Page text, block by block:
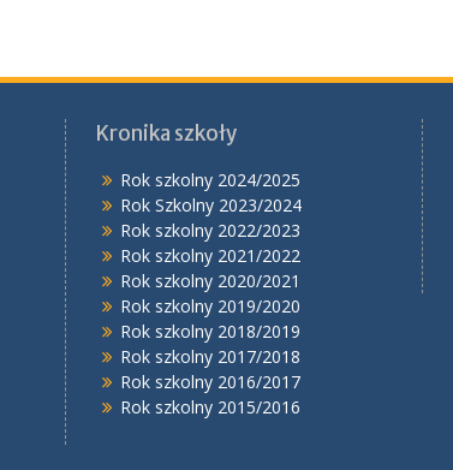
Kronika szkoły
Rok szkolny 2024/2025
Rok Szkolny 2023/2024
Rok szkolny 2022/2023
Rok szkolny 2021/2022
Rok szkolny 2020/2021
Rok szkolny 2019/2020
Rok szkolny 2018/2019
Rok szkolny 2017/2018
Rok szkolny 2016/2017
Rok szkolny 2015/2016